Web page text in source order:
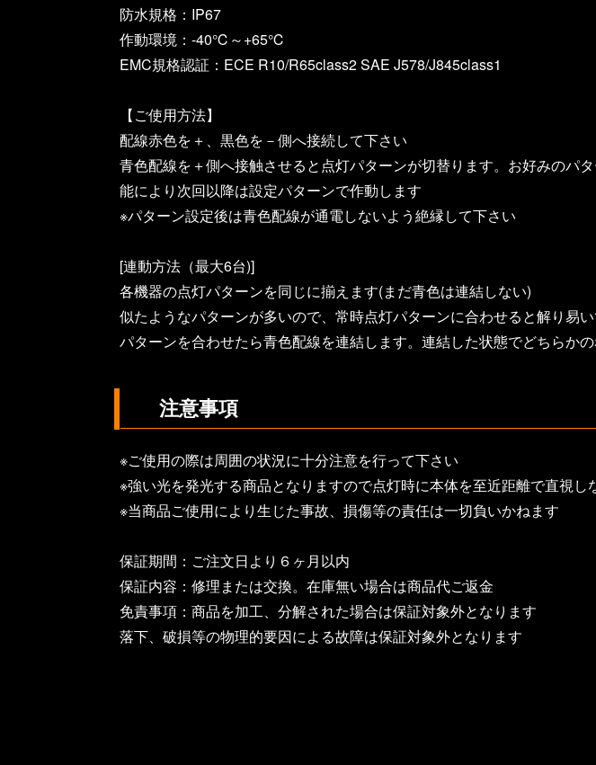
防水規格：IP67
作動環境：-40℃～+65℃
EMC規格認証：ECE R10/R65class2 SAE J578/J845class1
【ご使用方法】
配線赤色を＋、黒色を－側へ接続して下さい
青色配線を＋側へ接触させると点灯パターンが切替ります。お好みのパ
能により次回以降は設定パターンで作動します
※パターン設定後は青色配線が通電しないよう絶縁して下さい
[連動方法（最大6台)]
各機器の点灯パターンを同じに揃えます(まだ青色は連結しない)
似たようなパターンが多いので、常時点灯パターンに合わせると解り易
パターンを合わせたら青色配線を連結します。連結した状態でどちらか
注意事項
※ご使用の際は周囲の状況に十分注意を行って下さい
※強い光を発光する商品となりますので点灯時に本体を至近距離で直視し
※当商品ご使用により生じた事故、損傷等の責任は一切負いかねます
保証期間：ご注文日より６ヶ月以内
保証内容：修理または交換。在庫無い場合は商品代ご返金
免責事項：商品を加工、分解された場合は保証対象外となります
落下、破損等の物理的要因による故障は保証対象外となります